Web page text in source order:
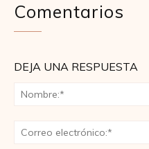
Comentarios
DEJA UNA RESPUESTA